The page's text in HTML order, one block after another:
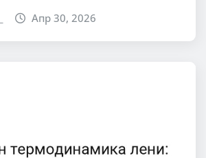
Апр 30, 2026